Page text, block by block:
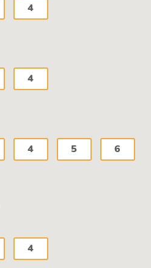
4
4
4 5 6
4